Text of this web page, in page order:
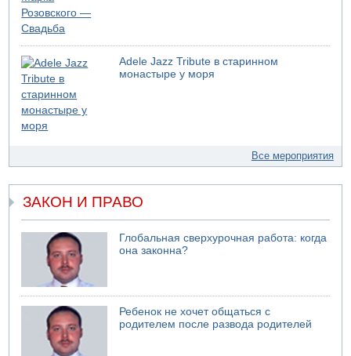
Adele Jazz Tribute в старинном
монастыре у моря
Все мероприятия
ЗАКОН И ПРАВО
Глобальная сверхурочная работа: когда
она законна?
Ребенок не хочет общаться с
родителем после развода родителей